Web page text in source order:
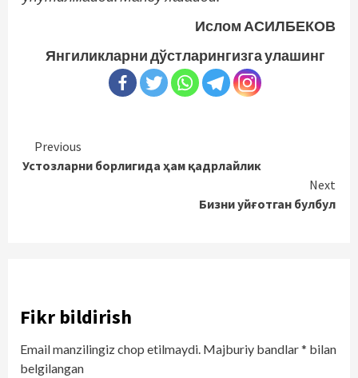
Ислом АСИЛБЕКОВ
Янгиликларни дўстларингизга улашинг
Continue
Reading
Previous
Устозларни борлигида ҳам қадрлайлик
Next
Бизни уйғотган булбул
Fikr bildirish
Email manzilingiz chop etilmaydi. Majburiy bandlar* bilan
belgilangan